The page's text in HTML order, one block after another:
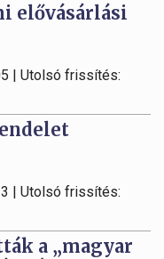
elővásárlási
| Utolsó frissítés:
| Utolsó frissítés:
a „magyar